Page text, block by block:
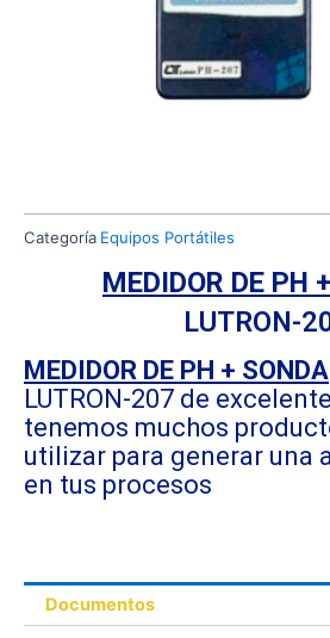
Categoría Equipos Portátiles
MEDIDOR DE PH
LUTRON-
MEDIDOR DE PH + SONDA
LUTRON-207 de
tenemos muchos
utilizar para generar una
en tus procesos
Documentos